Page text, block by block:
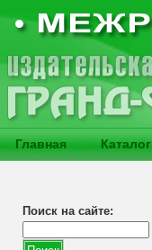
Главная Каталог
Поиск на сайте: